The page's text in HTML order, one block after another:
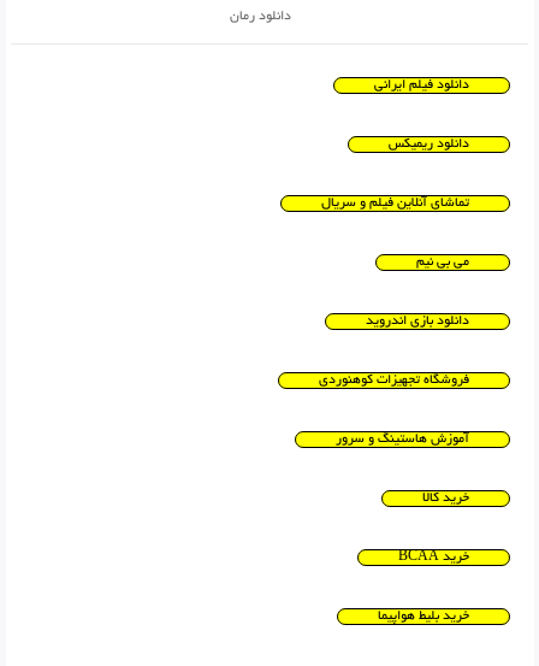
دانلود رمان
دانلود فیلم ایرانی
دانلود ریمیکس
تماشای آنلاین فیلم و سریال
می بی نیم
دانلود بازی اندروید
فروشگاه تجهیزات کوهنوردی
آموزش هاستینگ و سرور
خرید کالا
خرید BCAA
خرید بلیط هواپیما